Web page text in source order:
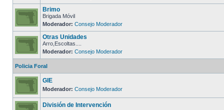
Brimo
Brigada Móvil
Moderador: Consejo Moderador
Otras Unidades
Arro,Escoltas....
Moderador: Consejo Moderador
Policia Foral
GIE
Moderador: Consejo Moderador
División de Intervención